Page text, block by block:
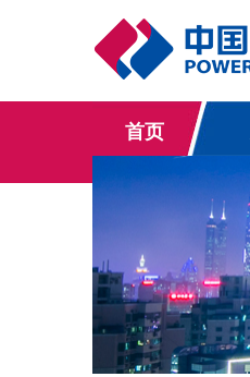
首页